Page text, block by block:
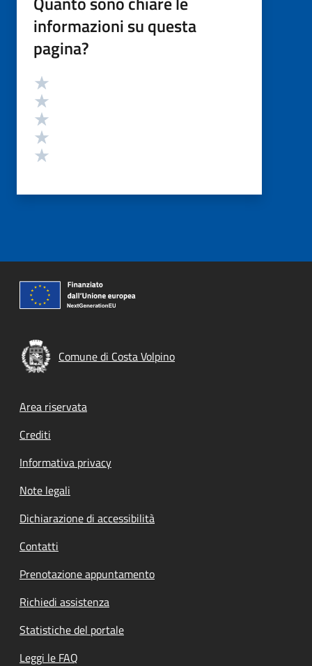
informazioni su questa
pagina?
Valutazione
Comune di Costa Volpino
Footer menu
Area riservata
Crediti
Informativa privacy
Note legali
Dichiarazione di accessibilità
Contatti
Prenotazione appuntamento
Richiedi assistenza
Statistiche del portale
Leggi le FAQ